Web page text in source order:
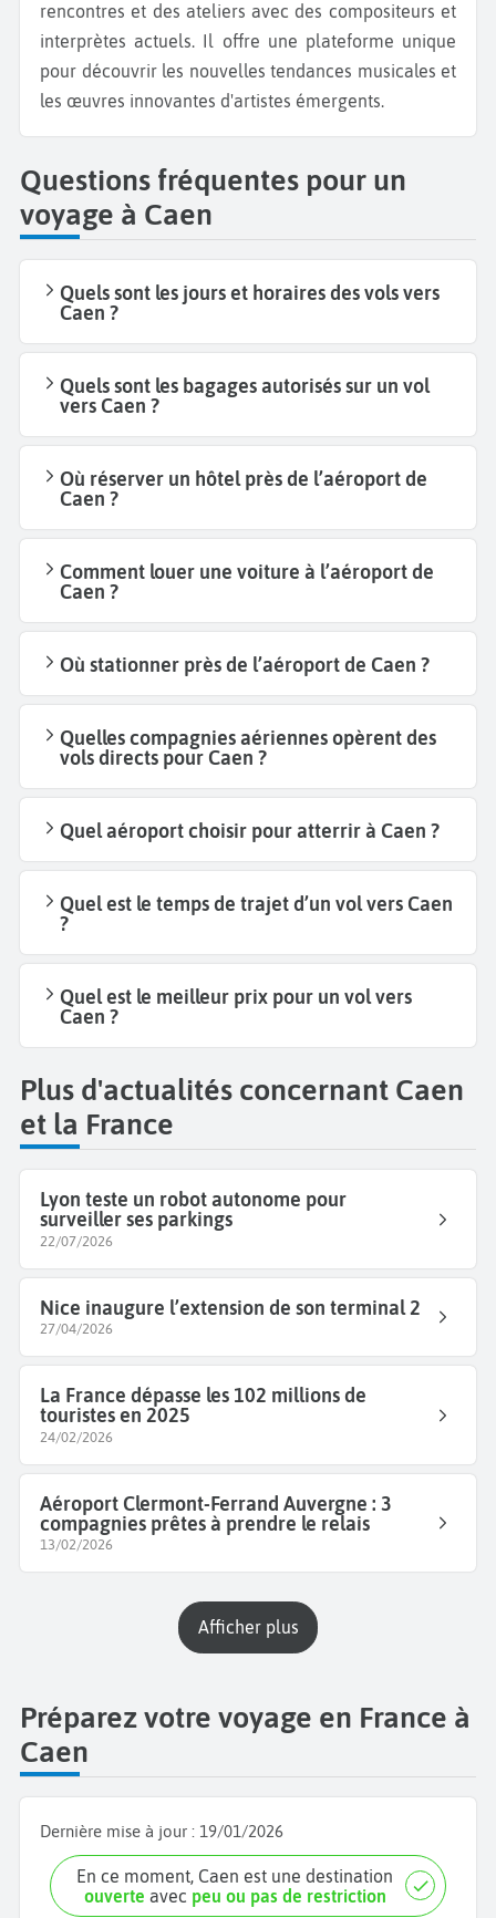
rencontres et des ateliers avec des compositeurs et
interprètes actuels. Il offre une plateforme unique
pour découvrir les nouvelles tendances musicales et
les œuvres innovantes d'artistes émergents.
Questions fréquentes pour un
voyage à Caen
Quels sont les jours et horaires des vols vers
Caen ?
Quels sont les bagages autorisés sur un vol
vers Caen ?
Où réserver un hôtel près de l’aéroport de
Caen ?
Comment louer une voiture à l’aéroport de
Caen ?
Où stationner près de l’aéroport de Caen ?
Quelles compagnies aériennes opèrent des
vols directs pour Caen ?
Quel aéroport choisir pour atterrir à Caen ?
Quel est le temps de trajet d’un vol vers Caen
?
Quel est le meilleur prix pour un vol vers
Caen ?
Plus d'actualités concernant Caen
et la France
Lyon teste un robot autonome pour
surveiller ses parkings
22/07/2026
Nice inaugure l’extension de son terminal 2
27/04/2026
La France dépasse les 102 millions de
touristes en 2025
24/02/2026
Aéroport Clermont-Ferrand Auvergne : 3
compagnies prêtes à prendre le relais
13/02/2026
Afficher plus
Préparez votre voyage en France à
Caen
Dernière mise à jour : 19/01/2026
En ce moment, Caen est une destination
ouverte avec peu ou pas de restriction